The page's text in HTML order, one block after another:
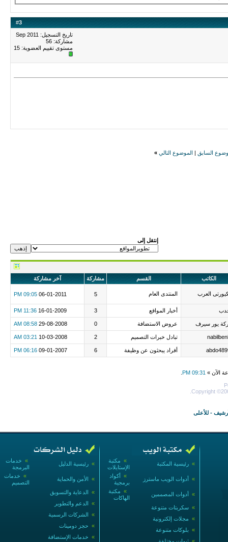
#3
تاريخ التسجيل: Sep 2011
مشاركة: 56
مستوى تقييم العضوية: 15
السابق الموضوع التالي »
إنتقل إلى
الكاتب القسم مشاركة آخر مشاركة
العرب المنتدى العام 5
06-01-2011
09:05 PM
أخبار المواقع 3
16-01-2009
11:36 PM
يور سيرف عروض الاستضافة 0
29-08-2008
08:58 AM
تبادل خبرات التصميم 2
10-03-2008
03:21 AM
أفراد يبحثون عن وظيفة 6
09-01-2007
06:16 PM
الآن » 09:31 PM
Copyright
- للأعلى
» خدمات
البرمجة
» رئيسية الدليل
» خدمات
التصميم
» الأمن والحماية
» الدعاية والتسويق
» الدعم والتطوير
» الشركات الرسمية
» حجز دومينات
» خدمات الإستضافة
» مكتبة
الإستايلات
» رئيسية المكتبة
» أكواد
برمجية
» أدوات الويب ماسترز
» مكتبة
الهاكات
» أدوات المصممين
» سكربتات متنوعة
» مجلات إلكترونية
» بلوكات متنوعة